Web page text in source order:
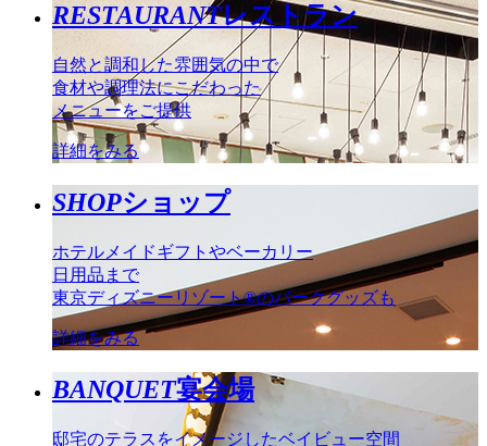
RESTAURANTレストラン
自然と調和した雰囲気の中で
食材や調理法にこだわった
メニューをご提供
詳細をみる
SHOPショップ
ホテルメイドギフトやベーカリー
日用品まで
東京ディズニーリゾート®のパークグッズも
詳細をみる
BANQUET宴会場
邸宅のテラスをイメージしたベイビュー空間